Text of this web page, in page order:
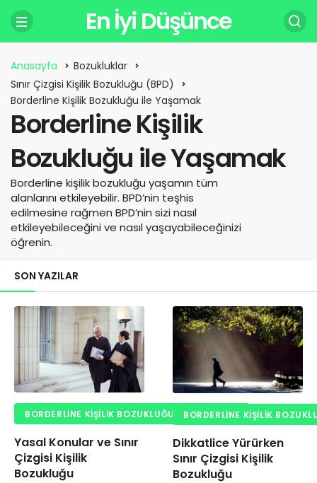
En İyi Düşünce
Anasayfa
Bozukluklar
Sınır Çizgisi Kişilik Bozukluğu (BPD)
Borderline Kişilik Bozukluğu ile Yaşamak
Borderline Kişilik
Bozukluğu ile Yaşamak
Borderline kişilik bozukluğu yaşamın tüm
alanlarını etkileyebilir. BPD’nin teşhis
edilmesine rağmen BPD’nin sizi nasıl
etkileyebileceğini ve nasıl yaşayabileceğinizi
öğrenin.
SON YAZILAR
BORDERLINE KIŞILIK BOZUKLUĞU ILE YAŞAMAK
Yasal Konular ve Sınır
Çizgisi Kişilik
Bozukluğu
BORDERLINE KIŞILIK
Dikkatlice Yürürken
Sınır Çizgisi Kişilik
Bozukluğu